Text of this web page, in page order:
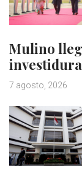
Mulino
7 agosto, 2026